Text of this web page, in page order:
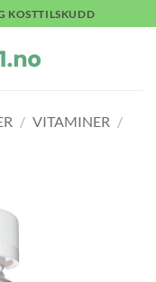
KOSTTILSKUDD
/ VITAMINER /